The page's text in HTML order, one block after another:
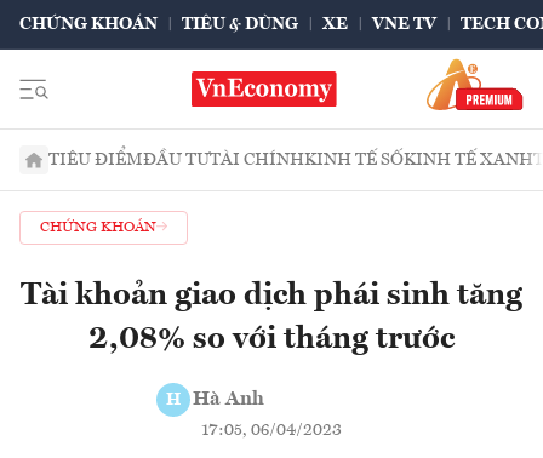
CHỨNG KHOÁN TIÊU & DÙNG XE VNE TV TECH
TIÊU ĐIỂMĐẦU TƯTÀI CHÍNHKINH TẾ SỐKINH TẾ XANH
CHỨNG KHOÁN
Tài khoản giao dịch phái sinh tăng
2,08% so với tháng trước
H Hà Anh
17:05, 06/04/2023